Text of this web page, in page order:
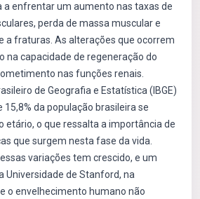
a enfrentar um aumento nas taxas de
perda de massa muscular e
a fraturas. As alterações que ocorrem
na capacidade de regeneração do
nas funções renais.
de Geografia e Estatística (IBGE)
15,8% da população brasileira se
etário, o que ressalta a importância de
que surgem nesta fase da vida.
variações tem crescido, e um
Universidade de Stanford, na
o envelhecimento humano não